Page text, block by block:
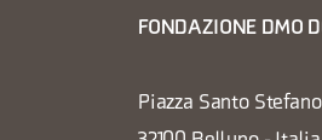
FONDAZIONE DMO
Piazza Santo Stefano